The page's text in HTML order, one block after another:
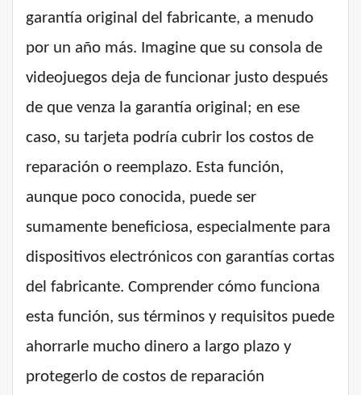
garantía original del fabricante, a menudo
por un año más. Imagine que su consola de
videojuegos deja de funcionar justo después
de que venza la garantía original; en ese
caso, su tarjeta podría cubrir los costos de
reparación o reemplazo. Esta función,
aunque poco conocida, puede ser
sumamente beneficiosa, especialmente para
dispositivos electrónicos con garantías cortas
del fabricante. Comprender cómo funciona
esta función, sus términos y requisitos puede
ahorrarle mucho dinero a largo plazo y
protegerlo de costos de reparación